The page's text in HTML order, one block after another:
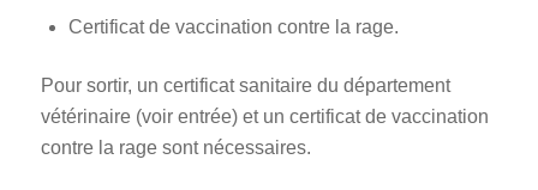
Certificat de vaccination contre la rage.
Pour sortir, un certificat sanitaire du département
vétérinaire (voir entrée) et un certificat de vaccination
contre la rage sont nécessaires.